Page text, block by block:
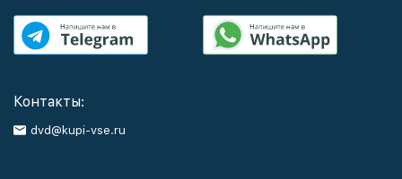
Контакты:
dvd@kupi-vse.ru